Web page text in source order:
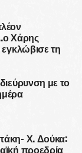
Χάρης
τη
με το
Χ. Δούκα:
προεδρία